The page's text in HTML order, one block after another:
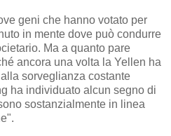
geni che hanno votato per
in mente dove può condurre
Ma a quanto pare
ancora una volta la Yellen ha
sorveglianza costante
ha individuato alcun segno di
sostanzialmente in linea